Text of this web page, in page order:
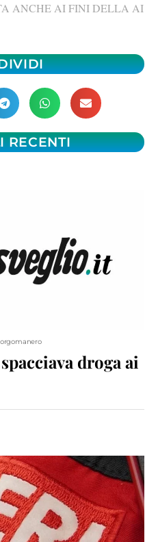
ANCHE AI FINI DELLA AI
RECENTI
droga ai